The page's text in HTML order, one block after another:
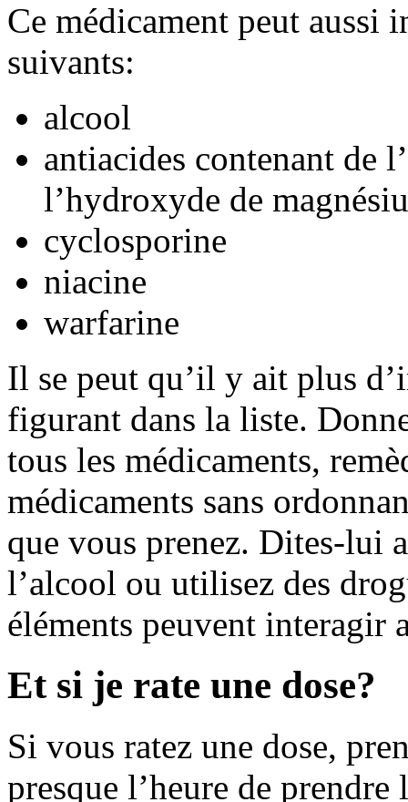
Ce médicament peut aussi
suivants:
alcool
antiacides contenant de
l’hydroxyde de
cyclosporine
niacine
warfarine
Il se peut qu’il y ait plus
figurant dans la liste.
tous les médicaments,
médicaments sans
que vous prenez. Dites-lui
l’alcool ou utilisez des
éléments peuvent interagir
Et si je rate une dose?
Si vous ratez une dose,
presque l’heure de